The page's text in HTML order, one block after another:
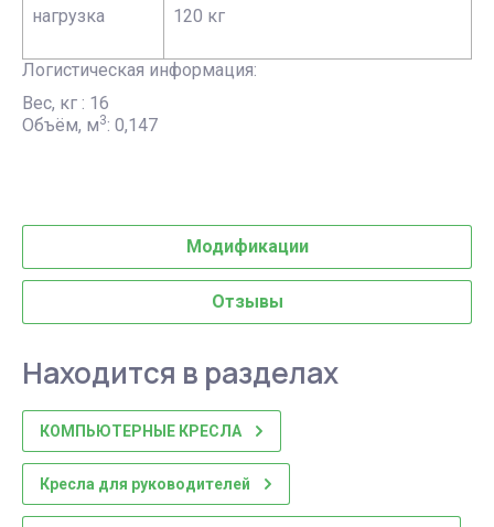
нагрузка
120 кг
Логистическая информация:
Вес, кг : 16
Объём, м3: 0,147
Модификации
Отзывы
Находится в разделах
КОМПЬЮТЕРНЫЕ КРЕСЛА
Кресла для руководителей